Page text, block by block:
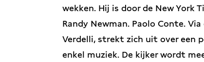
wekken. Hij is door de New York
Randy Newman. Paolo Conte.
Verdelli, strekt zich uit over een
enkel muziek. De kijker wordt